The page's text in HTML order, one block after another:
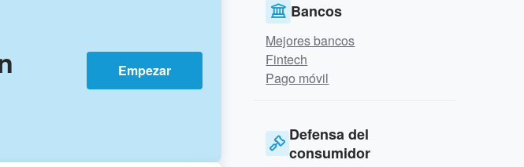
Empezar
Bancos
Mejores bancos
Fintech
Pago móvil
Defensa del
consumidor